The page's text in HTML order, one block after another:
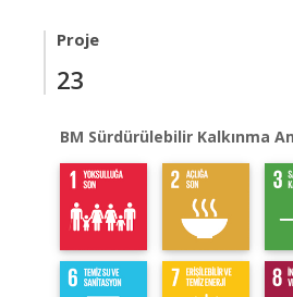
Proje
23
BM Sürdürülebilir Kalkınma